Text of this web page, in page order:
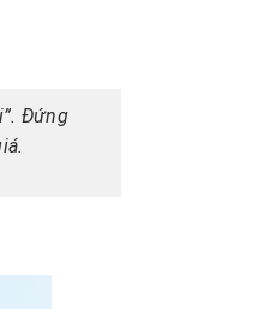
Đứng